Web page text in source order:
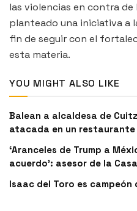
las violencias en contra de
planteado una iniciativa a
fin de seguir con el
esta materia.
YOU MIGHT ALSO LIKE
Balean a alcaldesa de
atacada en un restaurante
‘Aranceles de Trump a
acuerdo’: asesor de la
Isaac del Toro es